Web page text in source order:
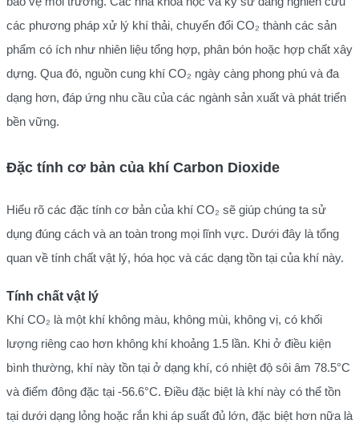
các phương pháp xử lý khí thải, chuyển đổi CO₂ thành các sản
phẩm có ích như nhiên liệu tổng hợp, phân bón hoặc hợp chất xây
dựng. Qua đó, nguồn cung khí CO₂ ngày càng phong phú và đa
dạng hơn, đáp ứng nhu cầu của các ngành sản xuất và phát triển
bền vững.
Đặc tính cơ bản của khí Carbon Dioxide
Hiểu rõ các đặc tính cơ bản của khí CO₂ sẽ giúp chúng ta sử
dụng đúng cách và an toàn trong mọi lĩnh vực. Dưới đây là tổng
quan về tính chất vật lý, hóa học và các dạng tồn tại của khí này.
Tính chất vật lý
Khí CO₂ là một khí không màu, không mùi, không vị, có khối
lượng riêng cao hơn không khí khoảng 1.5 lần. Khi ở điều kiện
bình thường, khí này tồn tại ở dạng khí, có nhiệt độ sôi âm 78.5°C
và điểm đông đặc tại -56.6°C. Điều đặc biệt là khí này có thể tồn
tại dưới dạng lỏng hoặc rắn khi áp suất đủ lớn, đặc biệt hơn nữa là